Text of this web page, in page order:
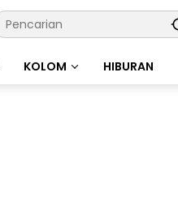
KOLOM HIBURAN